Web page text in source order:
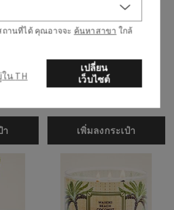
ชิ้น
า
บอดี้บัตเตอร์
THB 1,150.00
เพิ่มลงกระเป๋า
านที่ได้ คุณอาจจะ ค้นหาสาขา ใกล้
อยู่ใน TH
เปลี่ยน
เว็บไซต์